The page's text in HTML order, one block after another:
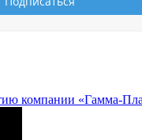
компании «Гамма-